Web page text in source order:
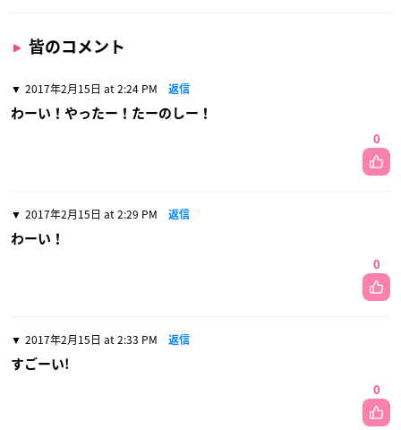
皆のコメント
2017年2月15日 at 2:24 PM 返信
わーい！やったー！たーのしー！
0
2017年2月15日 at 2:29 PM 返信
わーい！
0
2017年2月15日 at 2:33 PM 返信
すごーい!
0